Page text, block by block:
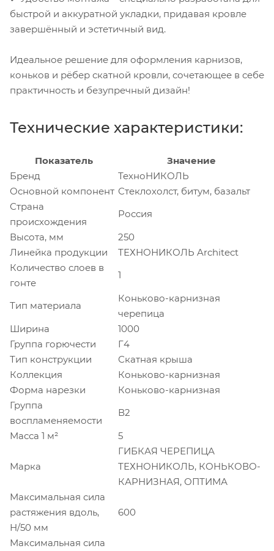
быстрой и аккуратной укладки, придавая кровле
завершённый и эстетичный вид.
Идеальное решение для оформления карнизов,
коньков и рёбер скатной кровли, сочетающее в себе
практичность и безупречный дизайн!
Технические характеристики:
Показатель
Значение
Бренд
ТехноНИКОЛЬ
Основной компонент Стеклохолст, битум, базальт
Страна
происхождения
Россия
Высота, мм
250
Линейка продукции
ТЕХНОНИКОЛЬ Architect
Количество слоев в
гонте
1
Тип материала
Коньково-карнизная
черепица
Ширина
1000
Группа горючести
Г4
Тип конструкции
Скатная крыша
Коллекция
Коньково-карнизная
Форма нарезки
Коньково-карнизная
Группа
воспламеняемости
В2
Масса 1 м²
5
Марка
ГИБКАЯ ЧЕРЕПИЦА
ТЕХНОНИКОЛЬ, КОНЬКОВО-
КАРНИЗНАЯ, ОПТИМА
Максимальная сила
растяжения вдоль,
Н/50 мм
600
Максимальная сила